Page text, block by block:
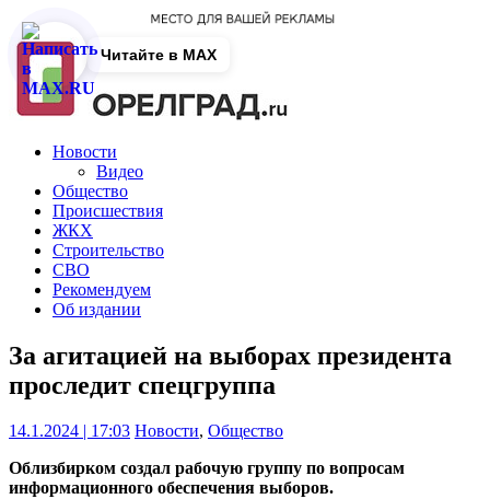
Новости
Видео
Общество
Происшествия
ЖКХ
Строительство
СВО
Рекомендуем
Об издании
За агитацией на выборах президента
проследит спецгруппа
14.1.2024 | 17:03 Новости, Общество
Облизбирком создал рабочую группу по вопросам
информационного обеспечения выборов.
Читайте в MAX